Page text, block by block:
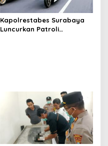
Kapolrestabes Surabaya
Luncurkan Patroli